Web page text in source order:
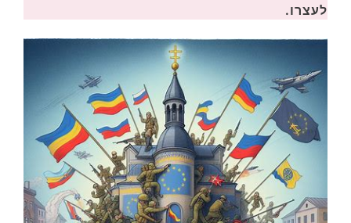
לעצרו.